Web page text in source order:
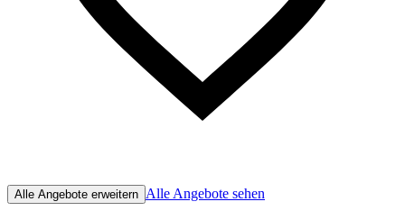
Alle Angebote erweitern Alle Angebote sehen